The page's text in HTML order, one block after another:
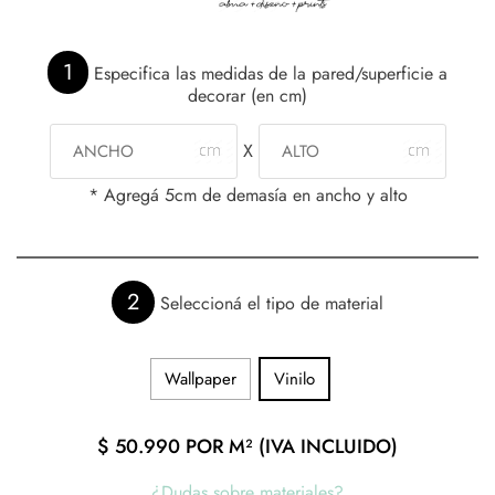
1
Especifica las medidas de la pared/superficie a
decorar (en cm)
X
* Agregá 5cm de demasía en ancho y alto
2 Seleccioná el tipo de material
Wallpaper Vinilo
$ 50.990 POR M² (IVA INCLUIDO)